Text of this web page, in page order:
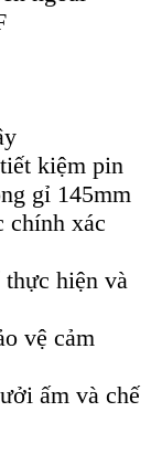
kiệm pin
gỉ 145mm
chính xác
hiện và
vệ cảm
ấm và chế